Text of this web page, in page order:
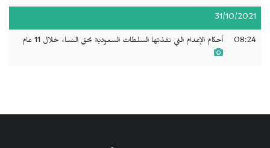
31/10/2021
08:24 أحكام الإعدام التي نفذتها السلطات السعودية بحق النساء خلال 11 عام